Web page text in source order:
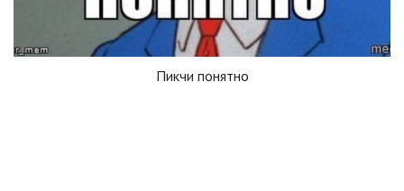
Пикчи понятно